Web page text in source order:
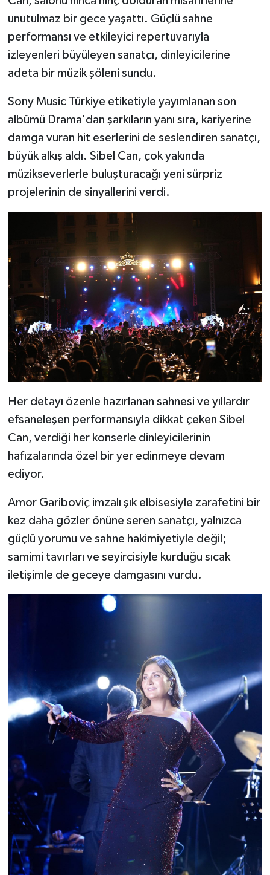
unutulmaz bir gece yaşattı. Güçlü sahne
performansı ve etkileyici repertuvarıyla
izleyenleri büyüleyen sanatçı, dinleyicilerine
adeta bir müzik şöleni sundu.
Sony Music Türkiye etiketiyle yayımlanan son
albümü Drama'dan şarkıların yanı sıra, kariyerine
damga vuran hit eserlerini de seslendiren sanatçı,
büyük alkış aldı. Sibel Can, çok yakında
müzikseverlerle buluşturacağı yeni sürpriz
projelerinin de sinyallerini verdi.
Her detayı özenle hazırlanan sahnesi ve yıllardır
efsaneleşen performansıyla dikkat çeken Sibel
Can, verdiği her konserle dinleyicilerinin
hafızalarında özel bir yer edinmeye devam
ediyor.
Amor Gariboviç imzalı şık elbisesiyle zarafetini bir
kez daha gözler önüne seren sanatçı, yalnızca
güçlü yorumu ve sahne hakimiyetiyle değil;
samimi tavırları ve seyircisiyle kurduğu sıcak
iletişimle de geceye damgasını vurdu.